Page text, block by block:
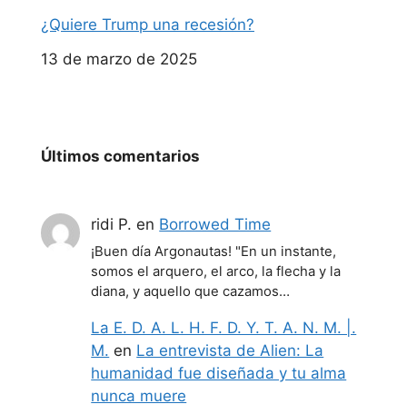
¿Quiere Trump una recesión?
Fecha
13 de marzo de 2025
Últimos comentarios
ridi P. en Borrowed Time
¡Buen día Argonautas! "En un instante,
somos el arquero, el arco, la flecha y la
diana, y aquello que cazamos…
La E. D. A. L. H. F. D. Y. T. A. N. M. |.
M. en La entrevista de Alien: La
humanidad fue diseñada y tu alma
nunca muere